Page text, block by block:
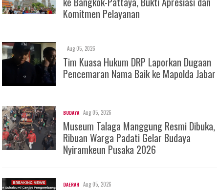
Komitmen Pelayanan
Aug 05, 2026
Tim Kuasa Hukum DRP Laporkan Dugaan
Pencemaran Nama Baik ke Mapolda Jabar
BUDAYA Aug 05, 2026
Museum Talaga Manggung Resmi Dibuka,
Ribuan Warga Padati Gelar Budaya
Nyiramkeun Pusaka 2026
DAERAH Aug 05, 2026